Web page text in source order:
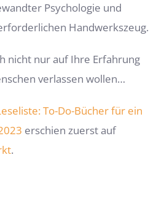
Psychologie und
Handwerkszeug.
nicht nur auf Ihre Erfahrung
verlassen wollen…
To-Do-Bücher für ein
erschien zuerst auf
.